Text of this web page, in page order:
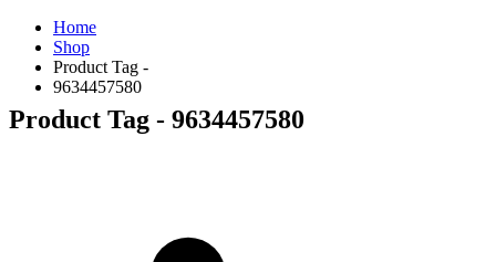
Home
Shop
Product Tag -
9634457580
Product Tag - 9634457580